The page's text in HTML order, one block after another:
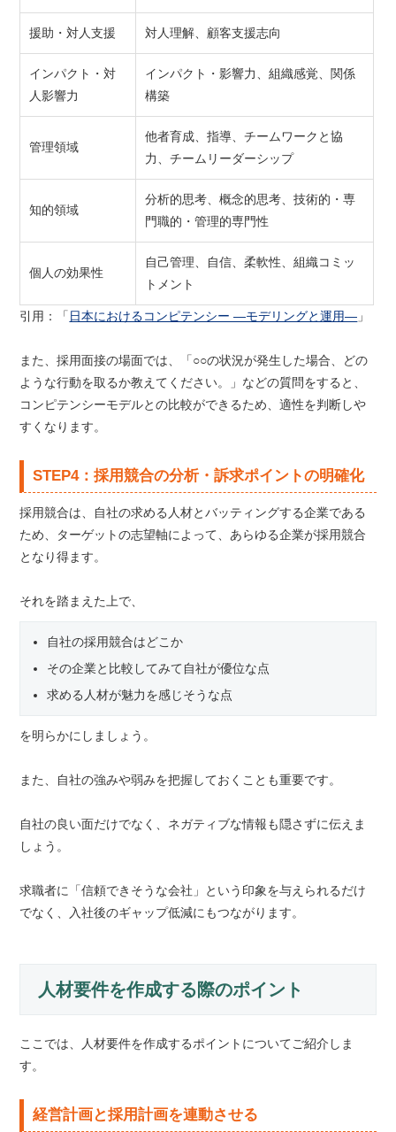
援助・対人支援 対人理解、顧客支援志向
インパクト・対
人影響力
インパクト・影響力、組織感覚、関係
構築
管理領域
他者育成、指導、チームワークと協
力、チームリーダーシップ
知的領域
分析的思考、概念的思考、技術的・専
門職的・管理的専門性
個人の効果性
自己管理、自信、柔軟性、組織コミッ
トメント
引用：「 日本におけるコンピテンシー ―モデリングと運用― 」
また、採用面接の場面では、「○○の状況が発生した場合、どの
ような行動を取るか教えてください。」などの質問をすると、
コンピテンシーモデルとの比較ができるため、適性を判断しや
すくなります。
STEP4：採用競合の分析・訴求ポイントの明確化
採用競合は、自社の求める人材とバッティングする企業である
ため、ターゲットの志望軸によって、あらゆる企業が採用競合
となり得ます。
それを踏まえた上で、
自社の採用競合はどこか
その企業と比較してみて自社が優位な点
求める人材が魅力を感じそうな点
を明らかにしましょう。
また、自社の強みや弱みを把握しておくことも重要です。
自社の良い面だけでなく、ネガティブな情報も隠さずに伝えま
しょう。
求職者に「信頼できそうな会社」という印象を与えられるだけ
でなく、入社後のギャップ低減にもつながります。
人材要件を作成する際のポイント
ここでは、人材要件を作成するポイントについてご紹介しま
す。
経営計画と採用計画を連動させる